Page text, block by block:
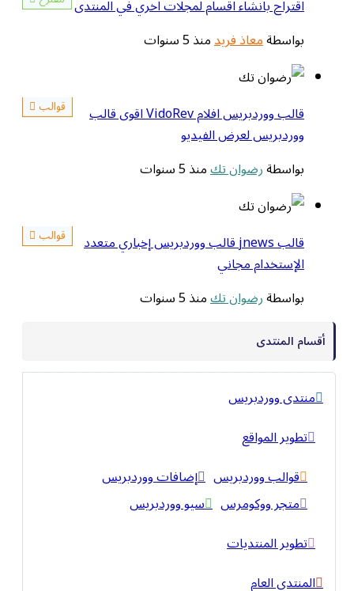
اقتراح بانشاء اقسام لمجلات اخري في المنتدى
بواسطةمعاذ فريدمنذ 5 سنوات
قوالب قالب ووردبريس افلام VidoRev اقوى قالب
ووردبريس لعرض الفيديو
بواسطةرضوان تكمنذ 5 سنوات
قوالب قالب jnews قالب ووردبريس إخباري متعدد
الإستخدام مجاني
بواسطةرضوان تكمنذ 5 سنوات
أقسام المنتدى
منتدى ووردبريس
تطوير المواقع
قوالب ووردبريس إضافات ووردبريس
متجر ووكومرس سيو ووردبريس
تطوير المنتديات
المنتدى العام